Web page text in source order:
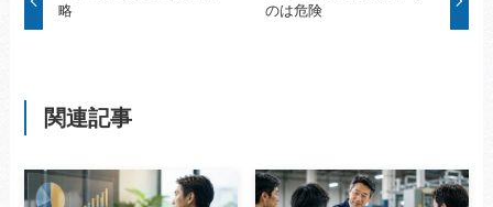
略
のは危険
関連記事